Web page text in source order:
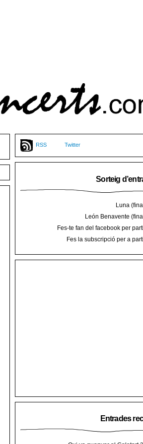
RSS Twitter
Sorteig
Luna
León Benavente
Fes-te fan del facebook per
Fes la subscripció per a
Entrades